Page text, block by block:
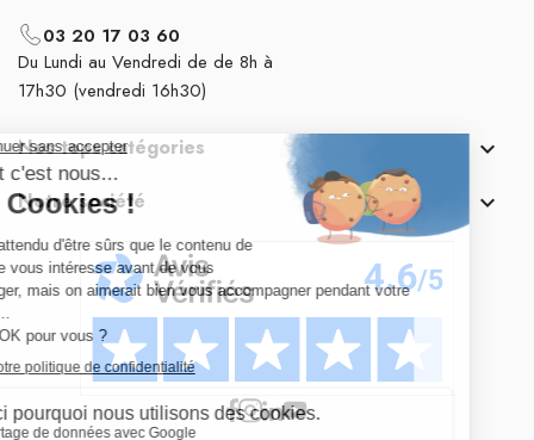
03 20 17 03 60
Du Lundi au Vendredi de de 8h à
17h30 (vendredi 16h30)
Nos tops catégories 
Notre société 